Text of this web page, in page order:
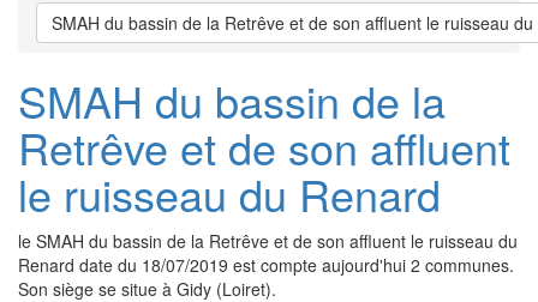
SMAH du bassin de la Retrêve et de son affluent le ruisseau
SMAH du bassin de la
Retrêve et de son affluent
le ruisseau du Renard
le SMAH du bassin de la Retrêve et de son affluent le ruisseau du
Renard date du 18/07/2019 est compte aujourd'hui 2 communes.
Son siège se situe à Gidy (Loiret).